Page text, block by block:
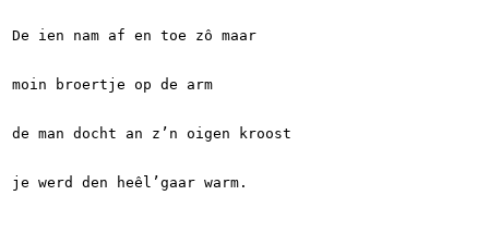
De ien nam af en toe zô maar
moin broertje op de arm
de man docht an z’n oigen kroost
je werd den heêl’gaar warm.